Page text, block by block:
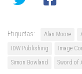
Etiquetas: Alan Moore
IDW Publishing
Image
Simon Bowland
Sword of